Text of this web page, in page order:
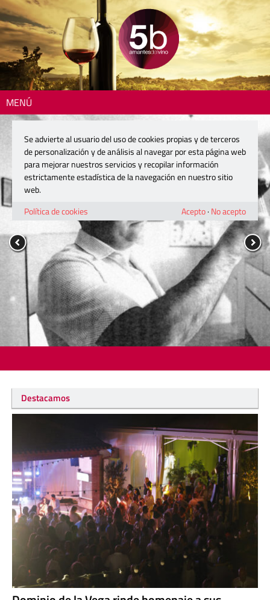
MENÚ
Destacamos
Se advierte al usuario del uso de cookies propias y de terceros
de personalización y de análisis al navegar por esta página web
para mejorar nuestros servicios y recopilar información
estrictamente estadística de la navegación en nuestro sitio
web.
Política de cookies
Acepto· No acepto